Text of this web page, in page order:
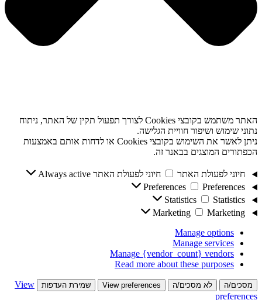
האתר משתמש בקובצי Cookies לצורך תפעול תקין של האתר, ניתוח
נתוני שימוש ושיפור חוויית הגלישה.
ניתן לאשר את השימוש בקובצי Cookies או לדחות אותם באמצעות
הכפתורים המוצגים בבאנר זה.
חיוני לפעולת האתר חיוני לפעולת האתר Always active
Preferences
Preferences
Statistics
Statistics
Marketing
Marketing
Manage options
Manage services
Manage {vendor_count} vendors
Read more about these purposes
מסכים/ה לא מסכים/ה View preferences שמירת העדפות
View
preferences